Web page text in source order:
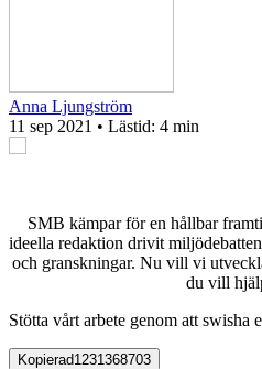
Anna Ljungström
11 sep 2021 • Lästid: 4 min
SMB kämpar för en hållbar
ideella redaktion drivit
och granskningar. Nu vill vi
du vill
Stötta vårt arbete genom att swisha
Kopierad1231368703